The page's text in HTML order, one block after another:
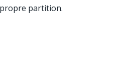
propre partition.